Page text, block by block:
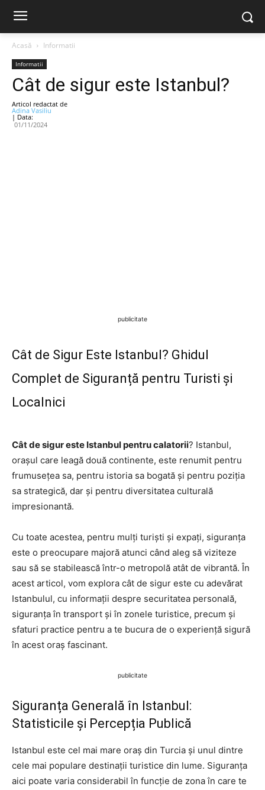
Acasă Informatii
Informatii
Cât de sigur este Istanbul?
Articol redactat de
Adina Vasiliu
| Data:
01/11/2024
publicitate
Cât de Sigur Este Istanbul? Ghidul
Complet de Siguranță pentru Turisti și
Localnici
Cât de sigur este Istanbul pentru calatorii? Istanbul,
orașul care leagă două continente, este renumit pentru
frumusețea sa, pentru istoria sa bogată și pentru poziția
sa strategică, dar și pentru diversitatea culturală
impresionantă.
Cu toate acestea, pentru mulți turiști și expați, siguranța
este o preocupare majoră atunci când aleg să viziteze
sau să se stabilească într-o metropolă atât de vibrantă. În
acest articol, vom explora cât de sigur este cu adevărat
Istanbulul, cu informații despre securitatea personală,
siguranța în transport și în zonele turistice, precum și
sfaturi practice pentru a te bucura de o experiență sigură
în acest oraș fascinant.
publicitate
Siguranța Generală în Istanbul:
Statisticile și Percepția Publică
Istanbul este cel mai mare oraș din Turcia și unul dintre
cele mai populare destinații turistice din lume. Siguranța
aici poate varia considerabil în funcție de zona în care te